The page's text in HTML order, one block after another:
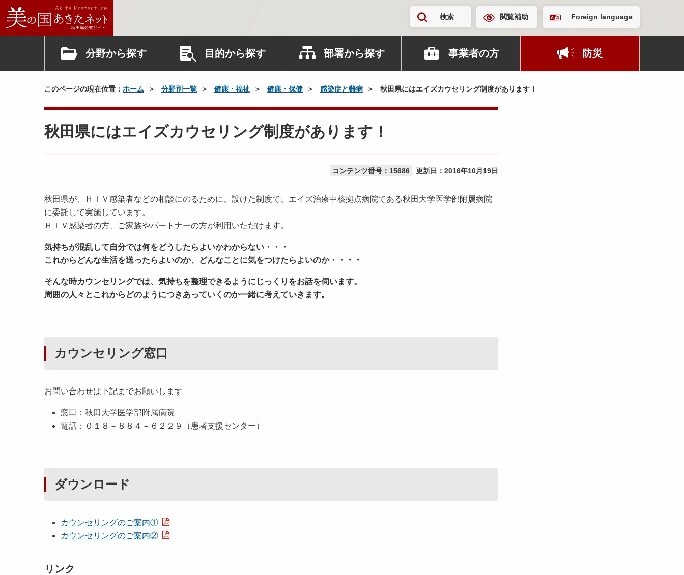
検索 閲覧補助 Foreign language
分野から探す 目的から探す 部署から探す 事業者の方 防災
このページの現在位置： ホーム 分野別一覧 健康・福祉 健康・保健 感染症と難病 秋田県にはエイズカウセリング制度があります！
秋田県にはエイズカウセリング制度があります！
コンテンツ番号：15686 更新日： 2016年10月19日
秋田県が、ＨＩＶ感染者などの相談にのるために、設けた制度で、エイズ治療中核拠点病院である秋田大学医学部附属病院
に委託して実施しています。
ＨＩＶ感染者の方、ご家族やパートナーの方が利用いただけます。
気持ちが混乱して自分では何をどうしたらよいかわからない・・・
これからどんな生活を送ったらよいのか、どんなことに気をつけたらよいのか・・・・
そんな時カウンセリングでは、気持ちを整理できるようにじっくりをお話を伺います。
周囲の人々とこれからどのようにつきあっていくのか一緒に考えていきます。
カウンセリング窓口
お問い合わせは下記までお願いします
窓口：秋田大学医学部附属病院
電話：０１８－８８４－６２２９（患者支援センター）
ダウンロード
カウンセリングのご案内①
カウンセリングのご案内②
リンク